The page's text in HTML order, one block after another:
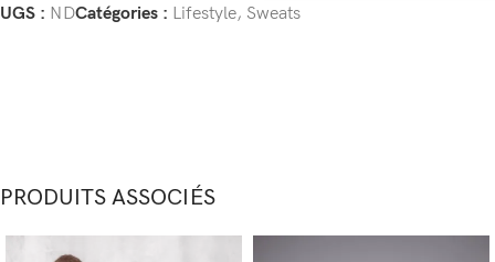
UGS : NDCatégories : Lifestyle, Sweats
PRODUITS ASSOCIÉS